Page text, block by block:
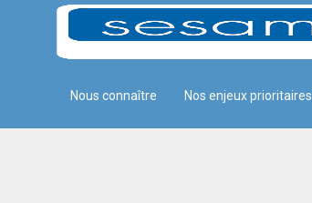
Skip to Main Content
Nous connaître Nos enjeux prioritaires
Panneau de gestion des cookies